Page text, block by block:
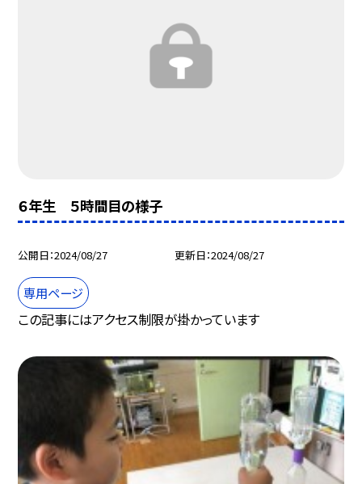
６年生 ５時間目の様子
公開日 2024/08/27 更新日 2024/08/27
専用ページ
この記事にはアクセス制限が掛かっています